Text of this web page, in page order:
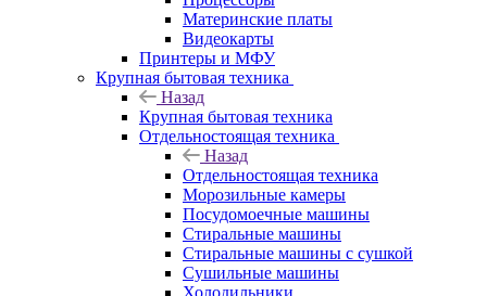
Материнские платы
Видеокарты
Принтеры и МФУ
Крупная бытовая техника
Назад
Крупная бытовая техника
Отдельностоящая техника
Назад
Отдельностоящая техника
Морозильные камеры
Посудомоечные машины
Стиральные машины
Стиральные машины с сушкой
Сушильные машины
Холодильники